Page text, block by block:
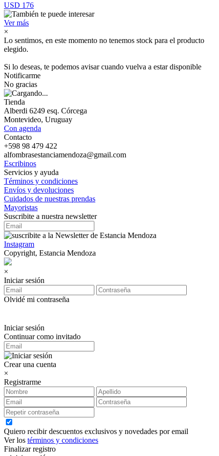
USD 176
Ver más
×
Lo sentimos, en este momento no tenemos stock para el producto
elegido.
Si lo deseas, te podemos avisar cuando vuelva a estar disponible
Notificarme
No gracias
Tienda
Alberdi 6249 esq. Córcega
Montevideo, Uruguay
Con agenda
Contacto
+598 98 479 422
alfombrasestanciamendoza@gmail.com
Escribinos
Servicios y ayuda
Términos y condiciones
Envíos y devoluciones
Cuidados de nuestras prendas
Mayoristas
Suscribite a nuestra newsletter
Instagram
Copyright, Estancia Mendoza
×
Iniciar sesión
Olvidé mi contraseña
Iniciar sesión
Continuar como invitado
Crear una cuenta
×
Registrarme
Quiero recibir descuentos exclusivos y novedades por email
Ver los términos y condiciones
Finalizar registro